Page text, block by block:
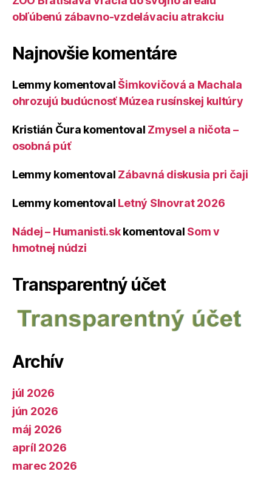
obľúbenú zábavno-vzdelávaciu atrakciu
Najnovšie komentáre
Lemmy komentoval Šimkovičová a Machala
ohrozujú budúcnosť Múzea rusínskej kultúry
Kristián Čura komentoval Zmysel a ničota –
osobná púť
Lemmy komentoval Zábavná diskusia pri čaji
Lemmy komentoval Letný Slnovrat 2026
Nádej – Humanisti.skkomentoval Som v
hmotnej núdzi
Transparentný účet
Archív
júl 2026
jún 2026
máj 2026
apríl 2026
marec 2026